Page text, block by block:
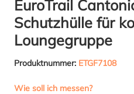
EuroTrail
Schutzhülle für
Loungegruppe
Produktnummer: ETGF7108
Wie soll ich messen?